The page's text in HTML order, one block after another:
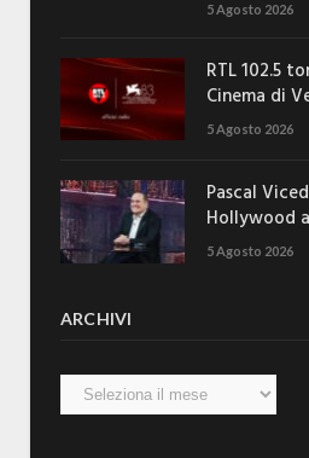
5 Agosto 2026
RTL 102.5
Cinema di
5 Agosto 2026
Pascal
Hollywood
5 Agosto 2026
ARCHIVI
Archivi